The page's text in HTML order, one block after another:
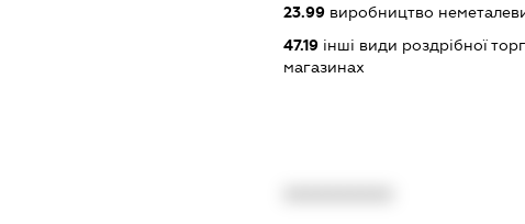
23.99виробництво
47.19інші види роздрібної
магазинах